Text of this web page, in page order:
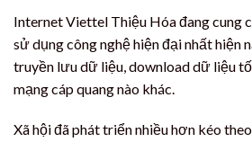
Internet Viettel Thiệu Hóa đang cung
sử dụng công nghệ hiện đại nhất hiện
truyền lưu dữ liệu, download dữ liệu
mạng cáp quang nào khác.
Xã hội đã phát triển nhiều hơn kéo